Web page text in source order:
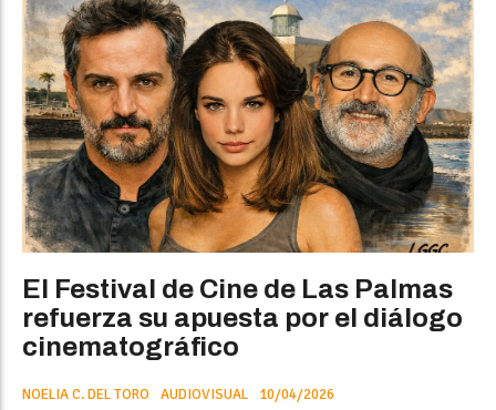
El Festival de Cine de Las Palmas
refuerza su apuesta por el diálogo
cinematográfico
NOELIA C. DEL TORO AUDIOVISUAL 10/04/2026